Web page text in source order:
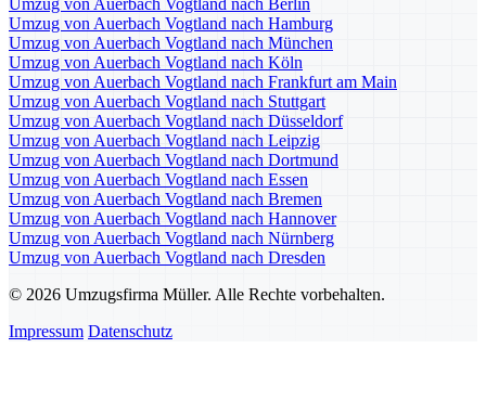
Umzug von Auerbach Vogtland nach Berlin
Umzug von Auerbach Vogtland nach Hamburg
Umzug von Auerbach Vogtland nach München
Umzug von Auerbach Vogtland nach Köln
Umzug von Auerbach Vogtland nach Frankfurt am Main
Umzug von Auerbach Vogtland nach Stuttgart
Umzug von Auerbach Vogtland nach Düsseldorf
Umzug von Auerbach Vogtland nach Leipzig
Umzug von Auerbach Vogtland nach Dortmund
Umzug von Auerbach Vogtland nach Essen
Umzug von Auerbach Vogtland nach Bremen
Umzug von Auerbach Vogtland nach Hannover
Umzug von Auerbach Vogtland nach Nürnberg
Umzug von Auerbach Vogtland nach Dresden
© 2026 Umzugsfirma Müller. Alle Rechte vorbehalten.
Impressum Datenschutz